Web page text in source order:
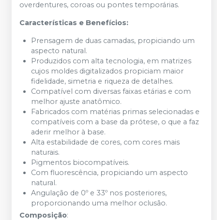
overdentures, coroas ou pontes temporárias.
Características e Benefícios:
Prensagem de duas camadas, propiciando um
aspecto natural.
Produzidos com alta tecnologia, em matrizes
cujos moldes digitalizados propiciam maior
fidelidade, simetria e riqueza de detalhes.
Compatível com diversas faixas etárias e com
melhor ajuste anatômico.
Fabricados com matérias primas selecionadas e
compatíveis com a base da prótese, o que a faz
aderir melhor à base.
Alta estabilidade de cores, com cores mais
naturais.
Pigmentos biocompatíveis.
Com fluorescência, propiciando um aspecto
natural.
Angulação de 0º e 33º nos posteriores,
proporcionando uma melhor oclusão.
Composição: